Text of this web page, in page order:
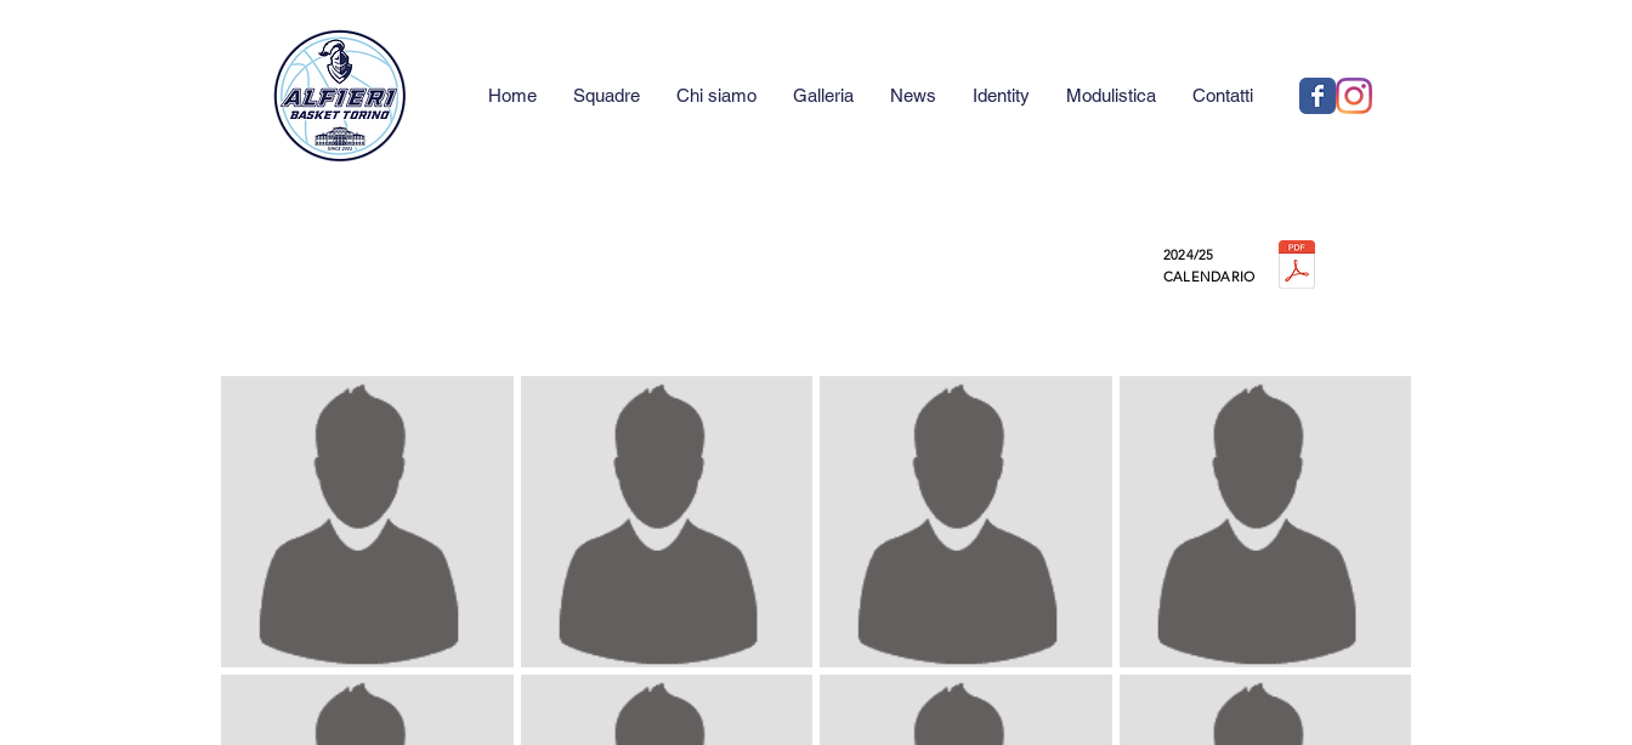
Home Squadre Chi siamo Galleria News Identity Modulistica Contatti
2024/25
CALENDARIO